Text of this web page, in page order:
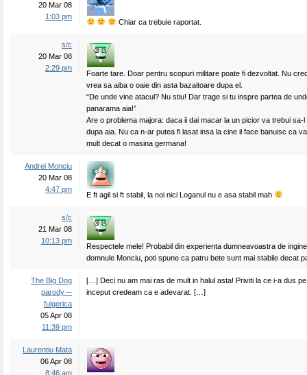
20 Mar 08
1:03 pm
Chiar ca trebuie raportat.
s/c
20 Mar 08
2:29 pm
Foarte tare. Doar pentru scopuri militare poate fi dezvoltat. Nu
vrea sa aiba o oaie din asta bazaitoare dupa el.
“De unde vine atacul? Nu stiu! Dar trage si tu inspre partea de
panarama aia!”
Are o problema majora: daca ii dai macar la un picior va trebui sa-
dupa aia. Nu ca n-ar putea fi lasat insa la cine il face banuisc ca
mult decat o masina germana!
Andrei Monciu
20 Mar 08
4:47 pm
E ft agil si ft stabil, la noi nici Loganul nu e asa stabil mah
s/c
21 Mar 08
10:13 pm
Respectele mele! Probabil din experienta dumneavoastra de
domnule Monciu, poti spune ca patru bete sunt mai stabile decat
The Big Dog
parody --
fulgerica
05 Apr 08
11:39 pm
[…] Deci nu am mai ras de mult in halul asta! Priviti la ce i-a dus
inceput credeam ca e adevarat. […]
Laurentiu Mata
06 Apr 08
8:46 am